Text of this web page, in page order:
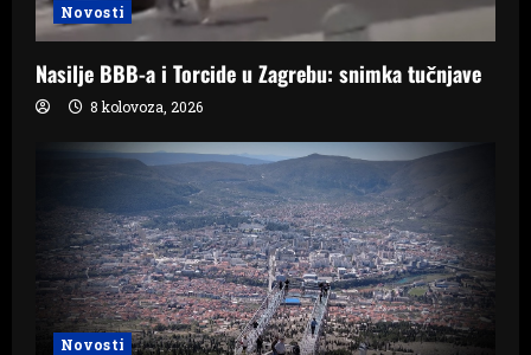
Novosti
Nasilje BBB-a i Torcide u Zagrebu: snimka tučnjave
8 kolovoza, 2026
Novosti